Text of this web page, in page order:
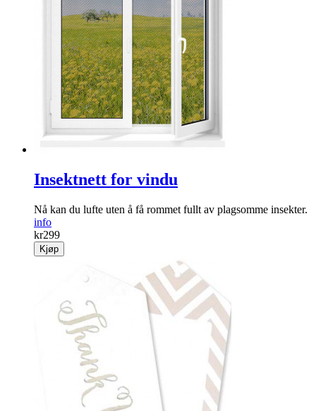
Insektnett for vindu
Nå kan du lufte uten å få rommet fullt av plagsomme insekter.
info
kr299
Kjøp